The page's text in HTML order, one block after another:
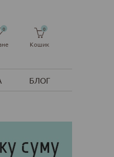
0
Кошик
0
БЛОГ